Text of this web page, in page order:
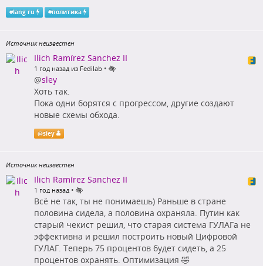
#lang ru #политика
Источник неизвестен
Ilich Ramírez Sanchez II
1 год назад из Fedilab •
@sley
Хоть так.
Пока одни борятся с прогрессом, другие создают
новые схемы обхода.
@sley
Источник неизвестен
Ilich Ramírez Sanchez II
1 год назад •
Всё не так, ты не понимаешь) Раньше в стране
половина сидела, а половина охраняла. Путин как
старый чекист решил, что старая система ГУЛАГа не
эффективна и решил построить новый Цифровой
ГУЛАГ. Теперь 75 процентов будет сидеть, а 25
процентов охранять. Оптимизация 🤣